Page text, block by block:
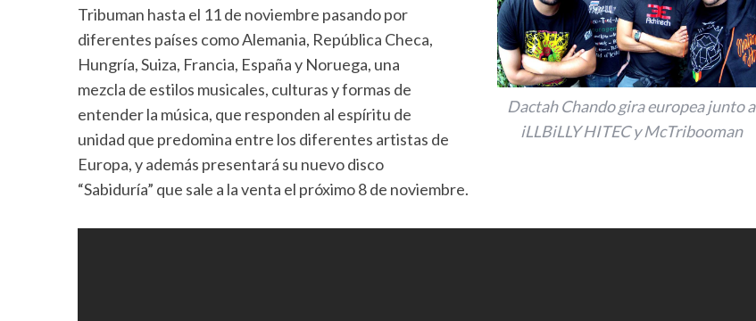
Dactah Chando gira europea junto a
iLLBiLLY HITEC y McTribooman
Tribuman hasta el 11 de noviembre pasando por
diferentes países como Alemania, República Checa,
Hungría, Suiza, Francia, España y Noruega, una
mezcla de estilos musicales, culturas y formas de
entender la música, que responden al espíritu de
unidad que predomina entre los diferentes artistas de
Europa, y además presentará su nuevo disco
“Sabiduría” que sale a la venta el próximo 8 de noviembre.